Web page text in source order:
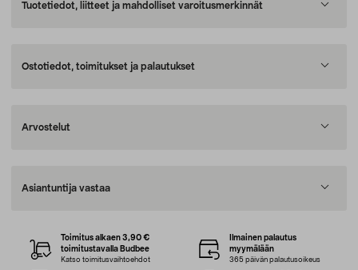
Tuotetiedot, liitteet ja mahdolliset varoitusmerkinnät
Ostotiedot, toimitukset ja palautukset
Arvostelut
Asiantuntija vastaa
Toimitus alkaen 3,90 €
toimitustavalla Budbee
Katso toimitusvaihtoehdot
Ilmainen palautus
myymälään
365 päivän palautusoikeus